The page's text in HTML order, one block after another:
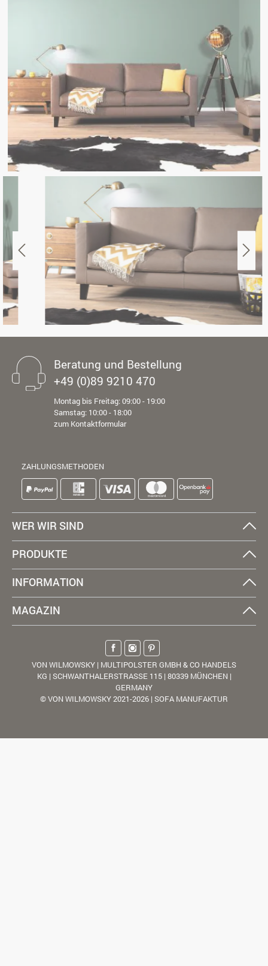
Beratung und Bestellung
+49 (0)89 9210 470
Montag bis Freitag: 09:00 - 19:00
Samstag: 10:00 - 18:00
zum Kontaktformular
ZAHLUNGSMETHODEN
WER WIR SIND
PRODUKTE
INFORMATION
MAGAZIN
VON WILMOWSKY | MULTIPOLSTER GMBH & CO HANDELS
KG | SCHWANTHALERSTRASSE 115 | 80339 MÜNCHEN |
GERMANY
© VON WILMOWSKY 2021-2026 | SOFA MANUFAKTUR